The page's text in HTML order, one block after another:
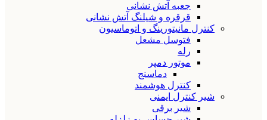
جعبه آتش نشانی
قرقره و شیلنگ آتش نشانی
کنترل مانیتورینگ و اتوماسیون
فتوسل مشعل
رله
موتور دمپر
دماسنج
کنترل هوشمند
شیر کنترل ایمنی
شیر برقی